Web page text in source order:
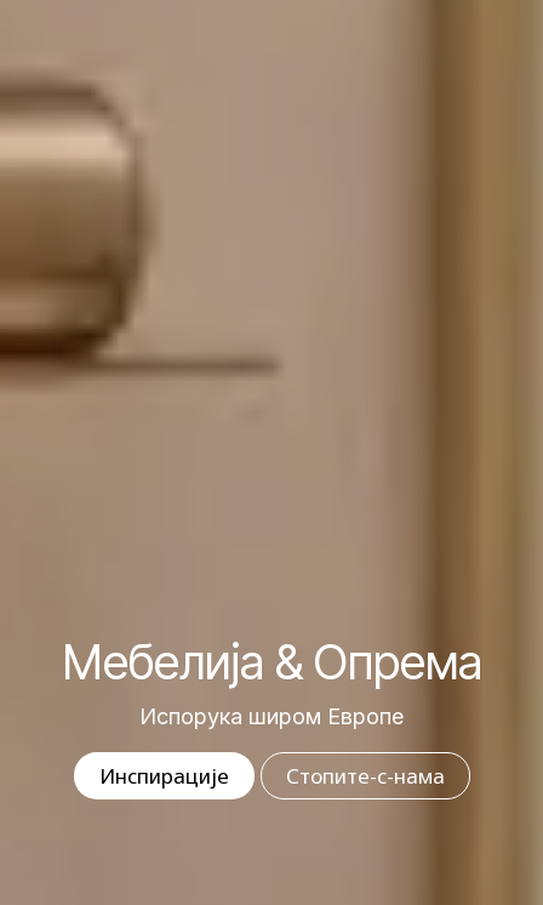
Мебелија & Oпрема
Испорука широм Европе
Ин​​​​​​спирације С​т​​​​​​​​о​​п​​​​​​​​и​​​​​​​​те​​​​-​с​​​​-​на​​​​​​​ма​​​​